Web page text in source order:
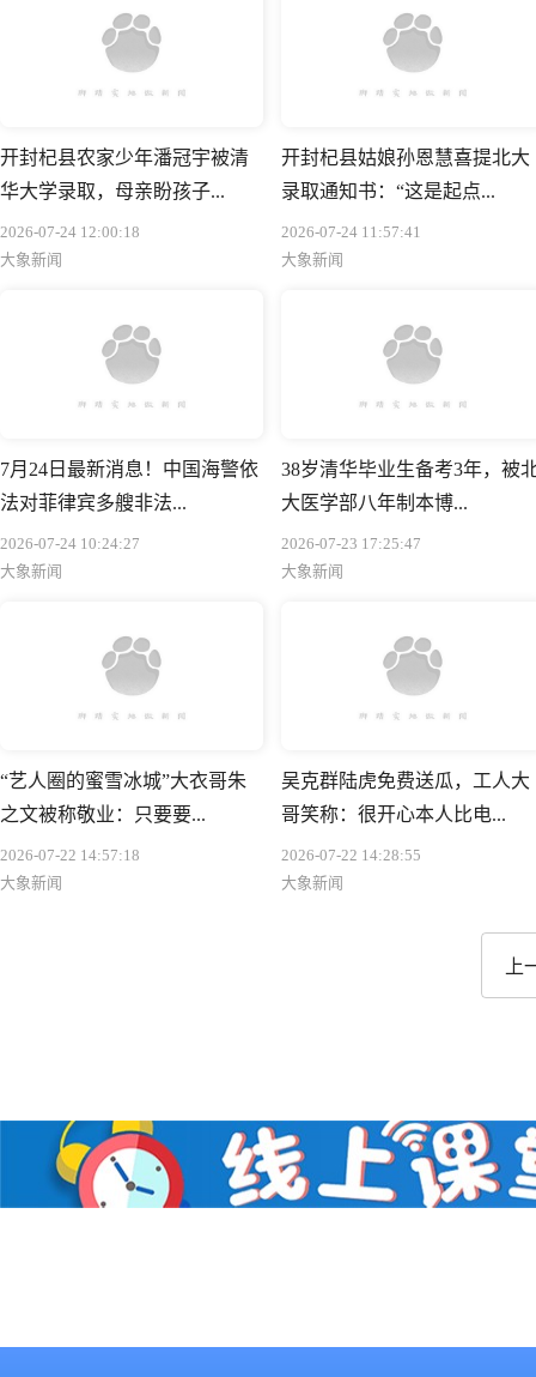
开封杞县农家少年潘冠宇被清
华大学录取，母亲盼孩子...
2026-07-24 12:00:18
大象新闻
开封杞县姑娘孙恩慧喜提北大
录取通知书：“这是起点...
2026-07-24 11:57:41
大象新闻
7月24日最新消息！中国海警依
法对菲律宾多艘非法...
2026-07-24 10:24:27
大象新闻
38岁清华毕业生备考3年，被
大医学部八年制本博...
2026-07-23 17:25:47
大象新闻
“艺人圈的蜜雪冰城”大衣哥朱
之文被称敬业：只要要...
2026-07-22 14:57:18
大象新闻
吴克群陆虎免费送瓜，工人大
哥笑称：很开心本人比电...
2026-07-22 14:28:55
大象新闻
上